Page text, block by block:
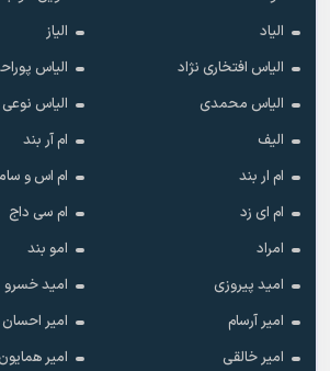
الیاد
الیاز
الیاس افتخاری نژاد
الیاس
الیاس محمدی
الیاس نوعی
الیف
ام آر بند
ام ار بند
ام اس و
ام ای زد
ام سی داج
امراد
امو بند
امید پیروزی
امید خسرو
امیر آرسام
امیر
امیر خالقى
امیر همایون